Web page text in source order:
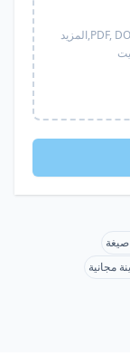
PDF, المزيد
مجانية